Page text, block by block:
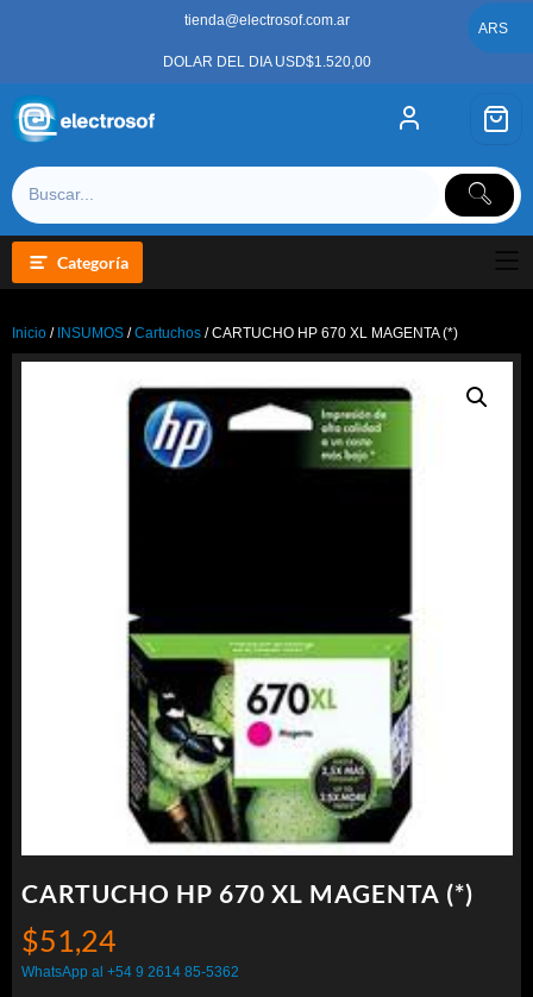
tienda@electrosof.com.ar
DOLAR DEL DIA USD$1.520,00
Categoría
Inicio / INSUMOS /Cartuchos / CARTUCHO HP 670 XL MAGENTA (*)
CARTUCHO HP 670 XL MAGENTA (*)
$51,24
WhatsApp al +54 9 2614 85-5362
ARS